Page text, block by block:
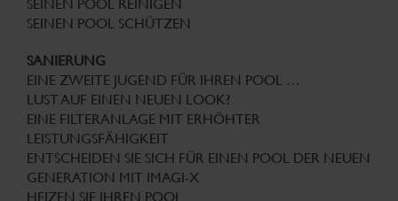
SEINEN POOL REINIGEN
SEINEN POOL SCHÜTZEN
SANIERUNG
EINE ZWEITE JUGEND FÜR IHREN POOL …
LUST AUF EINEN NEUEN LOOK?
EINE FILTERANLAGE MIT ERHÖHTER
LEISTUNGSFÄHIGKEIT
ENTSCHEIDEN SIE SICH FÜR EINEN POOL DER NEUEN
GENERATION MIT IMAGI-X
HEIZEN SIE IHREN POOL